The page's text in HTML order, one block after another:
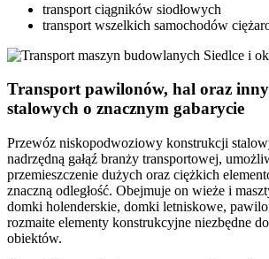
transport ciągników siodłowych
transport wszelkich samochodów
Transport pawilonów, hal oraz
stalowych o znacznym gabarycie
Przewóz niskopodwoziowy konstrukcji
nadrzędną gałąź branży transportowej,
przemieszczenie dużych oraz ciężkich
znaczną odległość. Obejmuje on wieże i
domki holenderskie, domki letniskowe,
rozmaite elementy konstrukcyjne niezbędne
obiektów.